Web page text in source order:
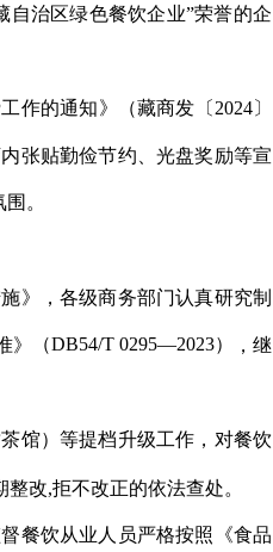
自治区绿色餐饮企业”荣誉的企
作的通知》（藏商发〔2024〕
张贴勤俭节约、光盘奖励等宣
。
》，各级商务部门认真研究制
》 （DB54/T 0295—2023） ，继
馆）等提档升级工作，对餐饮
改,拒不改正的依法查处。
餐饮从业人员严格按照《食品